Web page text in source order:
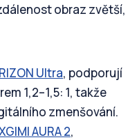
obraz zvětší,
Ultra, podporují
1,2–1,5: 1, takže
zmenšování.
AURA 2,